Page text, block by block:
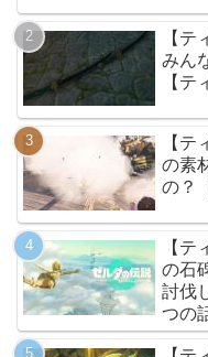
【
みん
【テ
【
の素
の？
【
の石
討伐
つの
ム】